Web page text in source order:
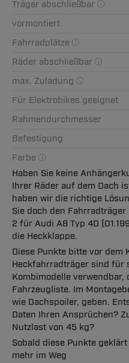
Träger abschließbar
vormontiert
Fahrradplätze
Räder abschließbar
max. Zuladung
Für Elektrobikes geeignet
Rahmendurchmesser
Befestigung
Farbe
Haben Sie keine
Ihrer Räder auf dem Dach
haben wir die richtige
Sie doch den
2 für Audi A8 Typ 4D
die Heckklappe.
Diese Punkte bitte vor dem
Heckfahrradträger sind für
Kombimodelle verwendbar,
Fahrzeugliste. Im
wie Dachspoiler, geben.
Daten Ihren Ansprüchen?
Nutzlast von 45 kg?
Sobald diese Punkte
mehr im Weg